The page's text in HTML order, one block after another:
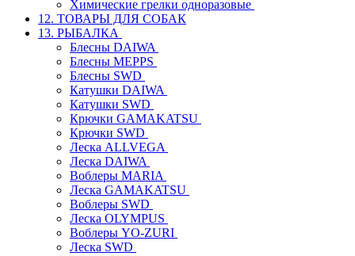
Химические грелки одноразовые
12. ТОВАРЫ ДЛЯ СОБАК
13. РЫБАЛКА
Блесны DAIWA
Блесны MEPPS
Блесны SWD
Катушки DAIWA
Катушки SWD
Крючки GAMAKATSU
Крючки SWD
Леска ALLVEGA
Леска DAIWA
Воблеры MARIA
Леска GAMAKATSU
Воблеры SWD
Леска OLYMPUS
Воблеры YO-ZURI
Леска SWD